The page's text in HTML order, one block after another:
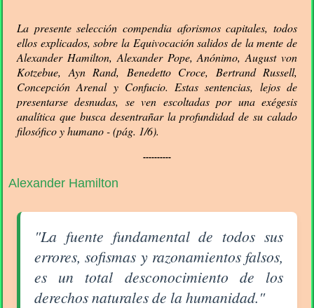
La presente selección compendia aforismos capitales, todos
ellos explicados, sobre la Equivocación salidos de la mente de
Alexander Hamilton, Alexander Pope, Anónimo, August von
Kotzebue, Ayn Rand, Benedetto Croce, Bertrand Russell,
Concepción Arenal y Confucio. Estas sentencias, lejos de
presentarse desnudas, se ven escoltadas por una exégesis
analítica que busca desentrañar la profundidad de su calado
filosófico y humano - (pág. 1/6).
----------
Alexander Hamilton
Aforismo sobre la Equivocación (pág. 1/6) -
"La fuente fundamental de todos sus
errores, sofismas y razonamientos falsos,
es un total desconocimiento de los
derechos naturales de la humanidad."